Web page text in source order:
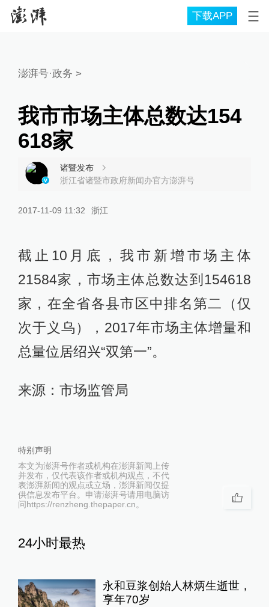
下载APP
澎湃号·政务 >
我市市场主体总数达154
618家
诸暨发布
浙江省诸暨市政府新闻办官方澎湃号
2017-11-09 11:32 浙江
截止10月底，我市新增市场主体
21584家，市场主体总数达到154618
家，在全省各县市区中排名第二（仅
次于义乌），2017年市场主体增量和
总量位居绍兴“双第一”。
来源：市场监管局
特别声明
本文为澎湃号作者或机构在澎湃新闻上传
并发布，仅代表该作者或机构观点，不代
表澎湃新闻的观点或立场，澎湃新闻仅提
供信息发布平台。申请澎湃号请用电脑访
问https://renzheng.thepaper.cn。
24小时最热
永和豆浆创始人林炳生逝世，
享年70岁